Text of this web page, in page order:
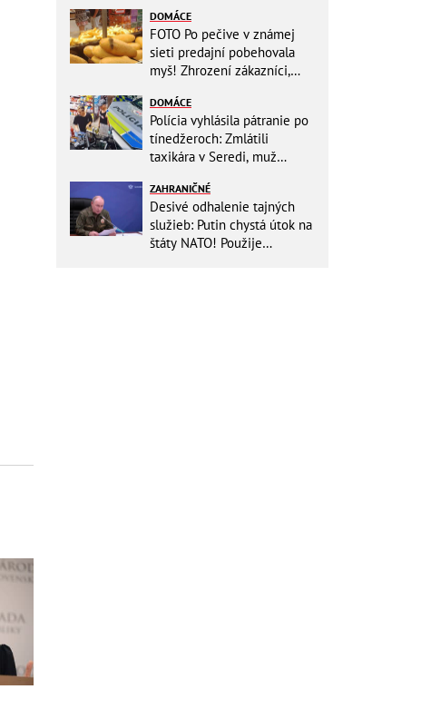
DOMÁCE
FOTO Po pečive v známej
sieti predajní pobehovala
myš! Zhrození zákazníci,
DOMÁCE
Polícia vyhlásila pátranie po
tínedžeroch: Zmlátili
taxikára v Seredi, muž
zraneniami!
ZAHRANIČNÉ
Desivé odhalenie tajných
služieb: Putin chystá útok na
štáty NATO! Použije